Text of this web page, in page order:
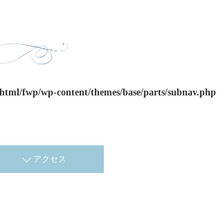
fwp/wp-content/themes/base/parts/subnav.php
アクセス